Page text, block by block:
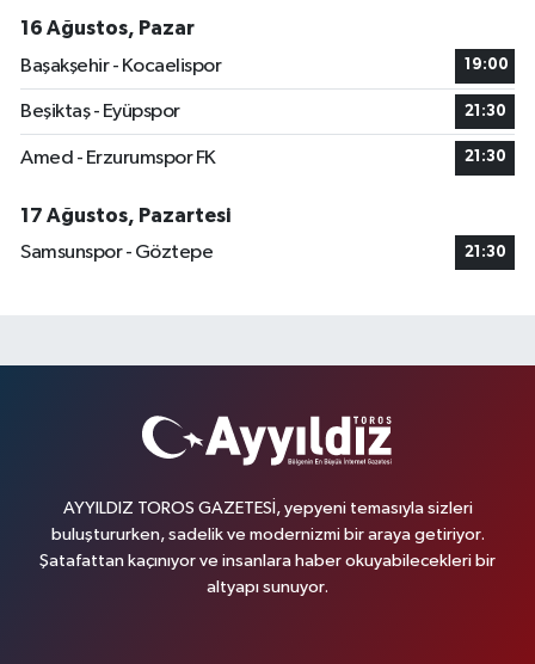
16 Ağustos, Pazar
Başakşehir - Kocaelispor
19:00
Beşiktaş - Eyüpspor 21:30
Amed - Erzurumspor FK 21:30
17 Ağustos, Pazartesi
Samsunspor - Göztepe
21:30
AYYILDIZ TOROS GAZETESİ, yepyeni temasıyla sizleri
buluştururken, sadelik ve modernizmi bir araya getiriyor.
Şatafattan kaçınıyor ve insanlara haber okuyabilecekleri bir
altyapı sunuyor.